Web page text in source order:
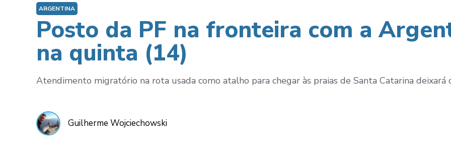
ARGENTINA
Posto da PF na fronteira com a
na quinta (14)
Atendimento migratório na rota usada como atalho para chegar às praias de Santa Catarina deixará
Guilherme Wojciechowski